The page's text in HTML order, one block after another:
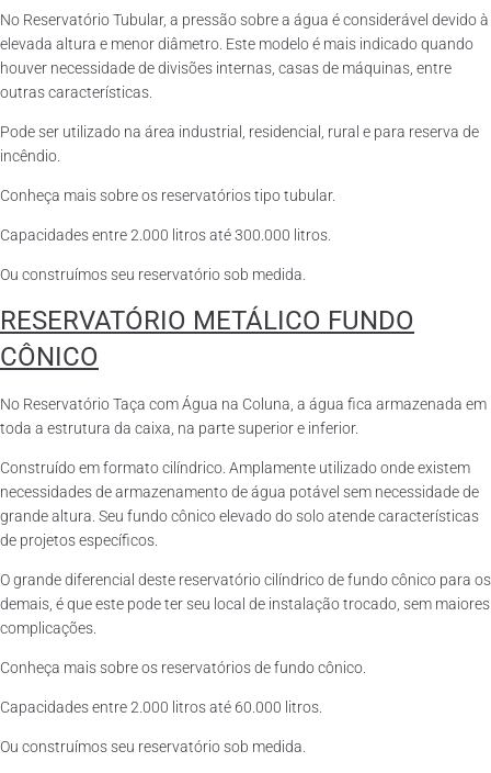
No Reservatório Tubular, a pressão sobre a água é considerável devido à
elevada altura e menor diâmetro. Este modelo é mais indicado quando
houver necessidade de divisões internas, casas de máquinas, entre
outras características.
Pode ser utilizado na área industrial, residencial, rural e para reserva de
incêndio.
Conheça mais sobre os reservatórios tipo tubular.
Capacidades entre 2.000 litros até 300.000 litros.
Ou construímos seu reservatório sob medida.
RESERVATÓRIO METÁLICO FUNDO
CÔNICO
No Reservatório Taça com Água na Coluna, a água fica armazenada em
toda a estrutura da caixa, na parte superior e inferior.
Construído em formato cilíndrico. Amplamente utilizado onde existem
necessidades de armazenamento de água potável sem necessidade de
grande altura. Seu fundo cônico elevado do solo atende características
de projetos específicos.
O grande diferencial deste reservatório cilíndrico de fundo cônico para os
demais, é que este pode ter seu local de instalação trocado, sem maiores
complicações.
Conheça mais sobre os reservatórios de fundo cônico.
Capacidades entre 2.000 litros até 60.000 litros.
Ou construímos seu reservatório sob medida.